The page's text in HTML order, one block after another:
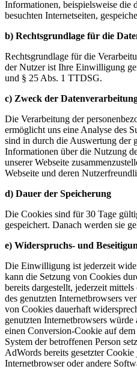
Informationen, beispielsweise die
besuchten Internetseiten,
b) Rechtsgrundlage für die
Rechtsgrundlage für die
der Nutzer ist Ihre Einwilligung
und § 25 Abs. 1 TTDSG.
c) Zweck der
Die Verarbeitung der
ermöglicht uns eine Analyse des
sind in durch die Auswertung der
Informationen über die Nutzung
unserer Webseite
Webseite und deren
d) Dauer der Speicherung
Die Cookies sind für 30 Tage
gespeichert. Danach werden sie
e) Widerspruchs- und
Die Einwilligung ist jederzeit
kann die Setzung von Cookies
bereits dargestellt, jederzeit
des genutzten Internetbrowsers
von Cookies dauerhaft
genutzten Internetbrowsers
einen Conversion-Cookie auf
System der betroffenen Person
AdWords bereits gesetzter Cookie
Internetbrowser oder andere